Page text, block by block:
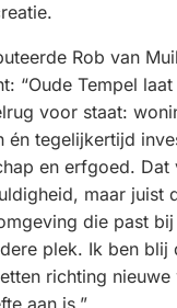
Rob van
“Oude Tempel
voor staat:
én tegelijkertijd
en erfgoed. Dat
maar juist
die past
plek. Ik ben blij
richting